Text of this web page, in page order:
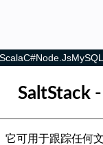
ScalaC#Node.jsMySQL
SaltStack
可用于跟踪任何